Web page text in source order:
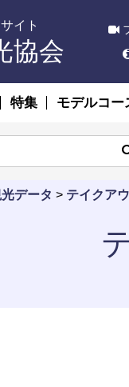
イト
協会
特集 モデルコー
データ > テイクア